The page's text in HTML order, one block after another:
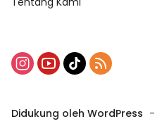
Didukung oleh WordPress -